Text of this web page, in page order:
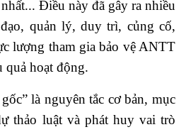
Điều này đã gây ra nhiều
quản lý, duy trì, củng cố,
lượng tham gia bảo vệ ANTT
quả hoạt động.
là nguyên tắc cơ bản, mục
thảo luật và phát huy vai trò